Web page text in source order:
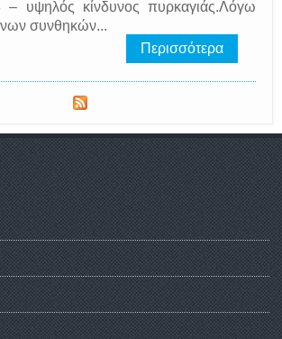
– υψηλός κίνδυνος πυρκαγιάς.Λόγω
συνθηκών...
Περισσότερα